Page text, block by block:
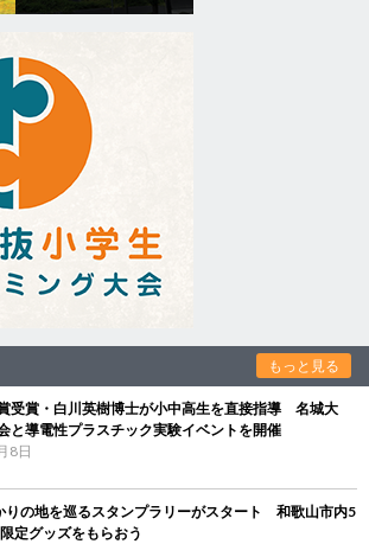
もっと見る
受賞・白川英樹博士が小中高生を直接指導 名城大
と導電性プラスチック実験イベントを開催
8日
りの地を巡るスタンプラリーがスタート 和歌山市内5
定グッズをもらおう